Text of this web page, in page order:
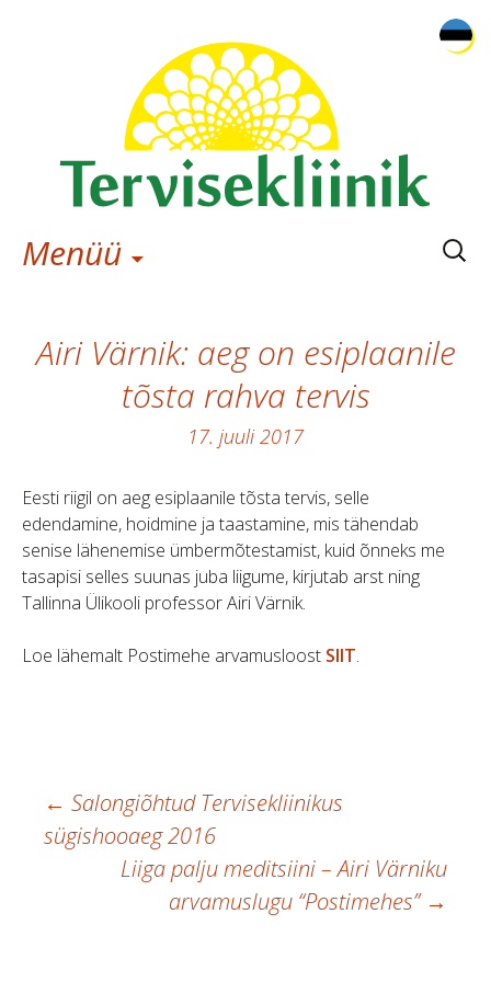
Menüü Otsi:
Airi Värnik: aeg on esiplaanile
tõsta rahva tervis
17. juuli 2017
Eesti riigil on aeg esiplaanile tõsta tervis, selle
edendamine, hoidmine ja taastamine, mis tähendab
senise lähenemise ümbermõtestamist, kuid õnneks me
tasapisi selles suunas juba liigume, kirjutab arst ning
Tallinna Ülikooli professor Airi Värnik.
Loe lähemalt Postimehe arvamusloost SIIT.
Postituste
töölaud
← Salongiõhtud Tervisekliinikus
sügishooaeg 2016
Liiga palju meditsiini – Airi Värniku
arvamuslugu “Postimehes” →